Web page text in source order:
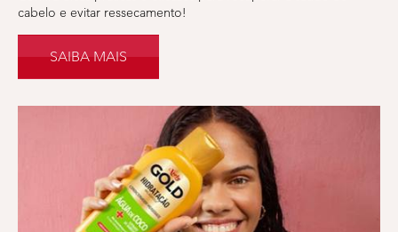
cabelo e evitar ressecamento!
SAIBA MAIS